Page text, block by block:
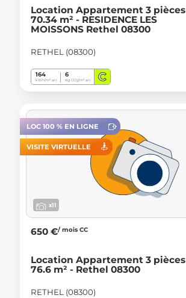
Location Appartement 3 pièces
70.34 m² - RESIDENCE LES
MOISSONS Rethel 08300
RETHEL (08300)
164
kWh/m².an
6
Kg CO2/m².an C
LOC 100 % EN LIGNE
VISITE VIRTUELLE
x11
650 €/ mois CC
Location Appartement 3 pièces
76.6 m² - Rethel 08300
RETHEL (08300)